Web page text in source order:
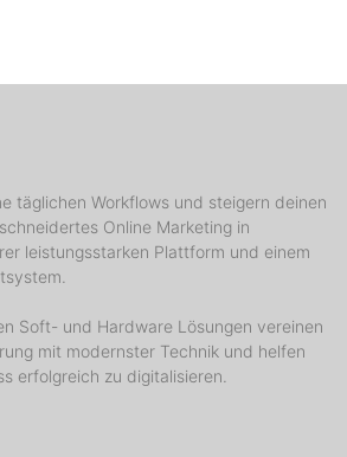
täglichen Workflows und steigern deinen
Online Marketing in
leistungsstarken Plattform und einem
Soft- und Hardware Lösungen vereinen
mit modernster Technik und helfen
erfolgreich zu digitalisieren.